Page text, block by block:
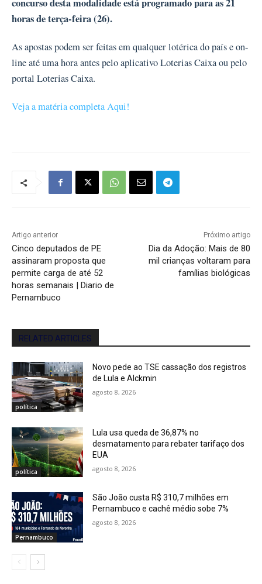
concurso desta modalidade está programado para as 21
horas de terça-feira (26).
As apostas podem ser feitas em qualquer lotérica do país e on-
line até uma hora antes pelo aplicativo Loterias Caixa ou pelo
portal Loterias Caixa.
Veja a matéria completa Aqui!
Artigo anterior
Cinco deputados de PE
assinaram proposta que
permite carga de até 52
horas semanais | Diario de
Pernambuco
Próximo artigo
Dia da Adoção: Mais de 80
mil crianças voltaram para
famílias biológicas
RELATED ARTICLES
política
Novo pede ao TSE cassação dos registros
de Lula e Alckmin
agosto 8, 2026
política
Lula usa queda de 36,87% no
desmatamento para rebater tarifaço dos
EUA
agosto 8, 2026
Pernambuco
São João custa R$ 310,7 milhões em
Pernambuco e cachê médio sobe 7%
agosto 8, 2026